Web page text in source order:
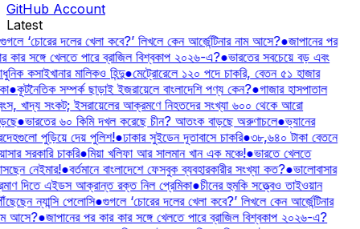
GitHub Account
Latest
‘চোরের দলের খেলা কবে?’ লিখলে কেন আর্জেন্টিনার নাম আসে?●জাপানের পর
কার সঙ্গে খেলতে পারে ব্রাজিল বিশ্বকাপ ২০২৬-এ?●ভারতের সবচেয়ে বড় এবং
কসাইখানার মালিকও হিন্দু●মেট্রোরেলে ১২০ পদে চাকরি, বেতন ৫১ হাজার
●কূটনৈতিক সম্পর্ক ছাড়াই ইজরায়েলে বাংলাদেশি পণ্য কেন?●গাজার হাসপাতাল
খাদ্য সংকট; ইসরায়েলের আক্রমণে নিহতদের সংখ্যা ৬০০ থেকে আরো
●ভারতের ৬০ কিমি দখল করেছে চীন? আতংক বাড়ছে অরুণাচলে●ভ্যানের
পুড়িয়ে দেয় পুলিশ!●ঢাকার সুইডেন দূতাবাসে চাকরি●৩৮,৬৪০ টাকা বেতনে
সরকারি চাকরি●মিয়া খলিফা আর সালমান খান এক মঞ্চে!●ভারতে খেলতে
নেইমার!●বর্তমানে বাংলাদেশে ফেসবুক ব্যবহারকারীর সংখ্যা কত?●ভালোবাসার
দিতে এইডস আক্রান্ত রক্ত নিল প্রেমিকা●চীনের হুমকি সত্ত্বেও তাইওয়ান
ন্যান্সি পেলোসি●গুগলে ‘চোরের দলের খেলা কবে?’ লিখলে কেন আর্জেন্টিনার
আসে?●জাপানের পর কার কার সঙ্গে খেলতে পারে ব্রাজিল বিশ্বকাপ ২০২৬-এ?